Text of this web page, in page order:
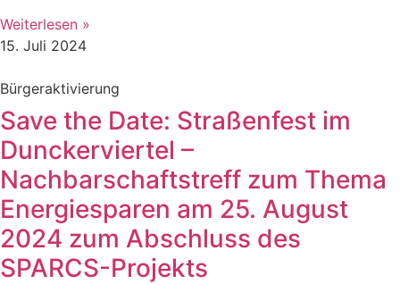
Weiterlesen »
15. Juli 2024
Bürgeraktivierung
Save the Date: Straßenfest im
Dunckerviertel –
Nachbarschaftstreff zum Thema
Energiesparen am 25. August
2024 zum Abschluss des
SPARCS-Projekts